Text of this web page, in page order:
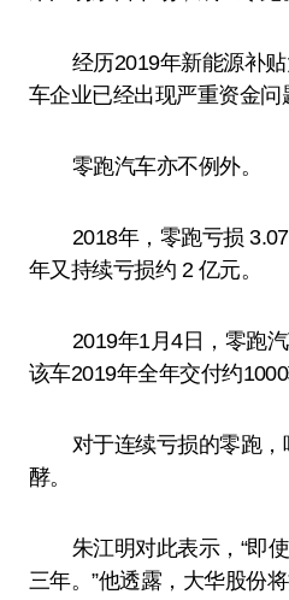
经历2019年新能源补
车企业已经出现严重资金问
零跑汽车亦不例外。
2018年，零跑亏损
年又持续亏损约 2 亿元。
2019年1月4日，零跑
该车2019年全年交付约1000
对于连续亏损的零跑
酵。
朱江明对此表示，“即
三年。”他透露，大华股份